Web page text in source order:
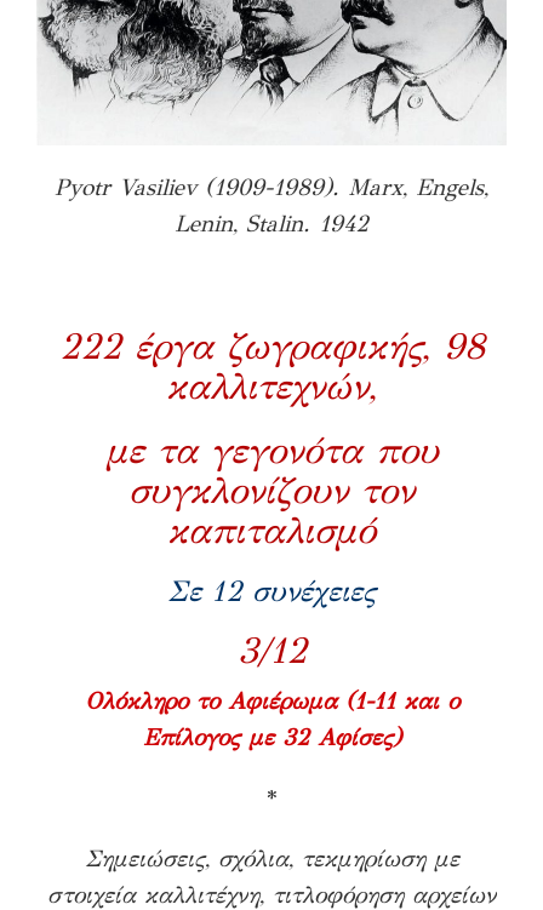
Pyotr Vasiliev (1909-1989). Marx, Engels,
Lenin, Stalin. 1942
222 έργα ζωγραφικής, 98
καλλιτεχνών,
με τα γεγονότα που
συγκλονίζουν τον
καπιταλισμό
Σε 12 συνέχειες
3/12
Ολόκληρο το Αφιέρωμα (1-11 και ο
Επίλογος με 32 Αφίσες)
*
Σημειώσεις, σχόλια, τεκμηρίωση με
στοιχεία καλλιτέχνη, τιτλοφόρηση αρχείων